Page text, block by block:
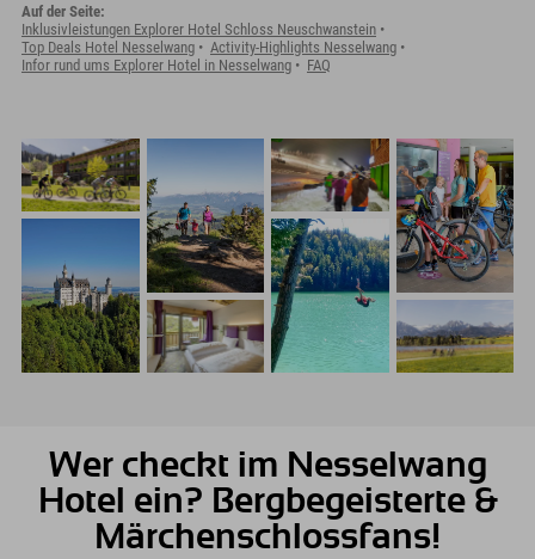
Auf der Seite:
Inklusivleistungen Explorer Hotel Schloss Neuschwanstein
Top Deals Hotel Nesselwang
Activity-Highlights Nesselwang
Infor rund ums Explorer Hotel in Nesselwang
FAQ
Wer checkt im Nesselwang
Hotel ein? Bergbegeisterte &
Märchenschlossfans!